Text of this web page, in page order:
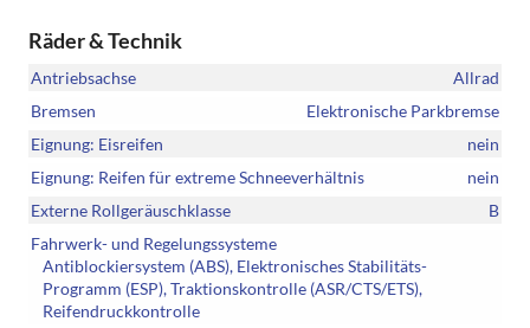
Räder & Technik
Antriebsachse
Allrad
Bremsen
Elektronische Parkbremse
Eignung: Eisreifen
nein
Eignung: Reifen für extreme Schneeverhältnis
nein
Externe Rollgeräuschklasse
B
Fahrwerk- und Regelungssysteme
Antiblockiersystem (ABS), Elektronisches Stabilitäts-
Programm (ESP), Traktionskontrolle (ASR/CTS/ETS),
Reifendruckkontrolle